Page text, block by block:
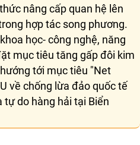
nâng cấp quan hệ lên
hợp tác song phương.
học- công nghệ, năng
mục tiêu tăng gấp đôi kim
hướng tới mục tiêu "Net
về chống lừa đảo quốc tế
tự do hàng hải tại Biển